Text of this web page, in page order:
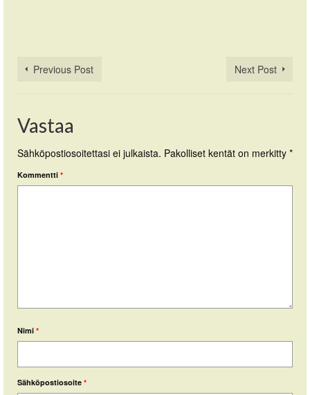
Previous Post Next Post
Vastaa
Sähköpostiosoitettasi ei julkaista. Pakolliset kentät on merkitty *
Kommentti *
Nimi *
Sähköpostiosoite *